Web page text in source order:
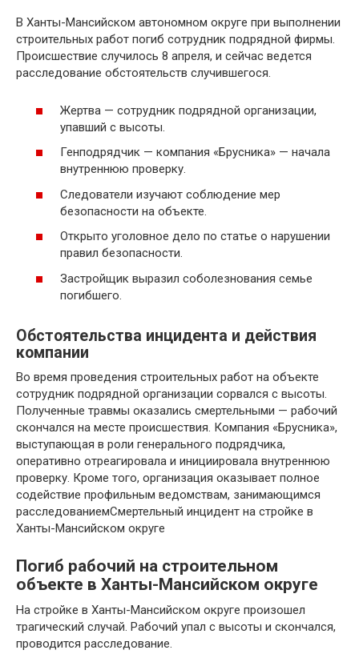
В Ханты-Мансийском автономном округе при выполнении
строительных работ погиб сотрудник подрядной фирмы.
Происшествие случилось 8 апреля, и сейчас ведется
расследование обстоятельств случившегося.
Жертва — сотрудник подрядной организации,
упавший с высоты.
Генподрядчик — компания «Брусника» — начала
внутреннюю проверку.
Следователи изучают соблюдение мер
безопасности на объекте.
Открыто уголовное дело по статье о нарушении
правил безопасности.
Застройщик выразил соболезнования семье
погибшего.
Обстоятельства инцидента и действия
компании
Во время проведения строительных работ на объекте
сотрудник подрядной организации сорвался с высоты.
Полученные травмы оказались смертельными — рабочий
скончался на месте происшествия. Компания «Брусника»,
выступающая в роли генерального подрядчика,
оперативно отреагировала и инициировала внутреннюю
проверку. Кроме того, организация оказывает полное
содействие профильным ведомствам, занимающимся
расследованиемСмертельный инцидент на стройке в
Ханты-Мансийском округе
Погиб рабочий на строительном
объекте в Ханты-Мансийском округе
На стройке в Ханты-Мансийском округе произошел
трагический случай. Рабочий упал с высоты и скончался,
проводится расследование.